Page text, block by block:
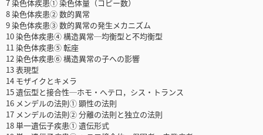
7 染色体疾患① 染色体量（コピー数）
8 染色体疾患② 数的異常
9 染色体疾患③ 数的異常の発生メカニズム
10 染色体疾患④ 構造異常─均衡型と不均衡型
11 染色体疾患⑤ 転座
12 染色体疾患⑥ 構造異常の子への影響
13 表現型
14 モザイクとキメラ
15 遺伝型と接合性─ホモ・へテロ，シス・トランス
16 メンデルの法則① 顕性の法則
17 メンデルの法則② 分離の法則と独立の法則
18 単一遺伝子疾患① 遺伝形式